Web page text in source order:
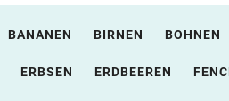
BANANEN BIRNEN BOHNEN
ERBSEN ERDBEEREN